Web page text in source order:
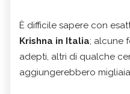
È difficile sapere con
Krishna in Italia; alcune
adepti, altri di qualche
aggiungerebbero